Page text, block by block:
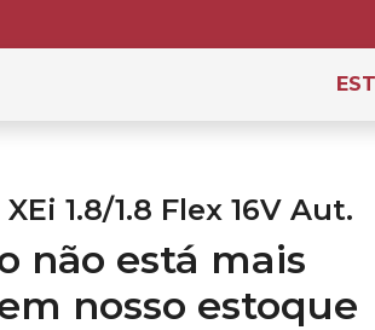
1.8/1.8 Flex 16V Aut.
não está mais
nosso estoque